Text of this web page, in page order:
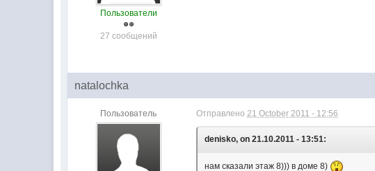
Пользователи
27 сообщений
natalochka
Пользователь Отправлено21 October 2011 - 12:56
denisko, on 21.10.2011 - 13:51:
нам сказали этаж 8))) в доме 8)